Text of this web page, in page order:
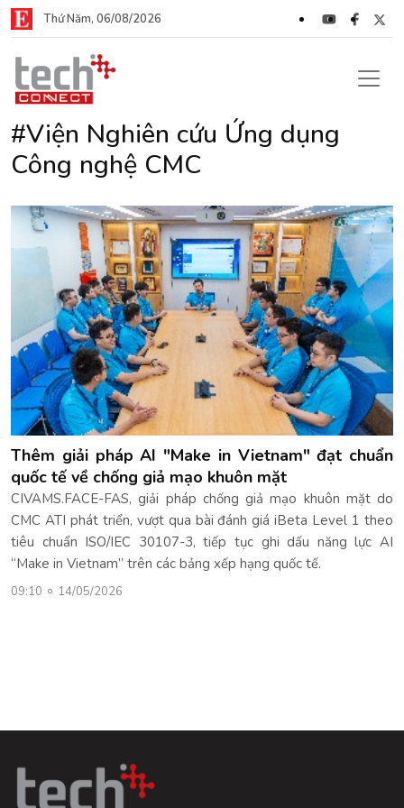
Thứ Năm, 06/08/2026
#Viện Nghiên cứu Ứng dụng
Công nghệ CMC
Thêm giải pháp AI "Make in Vietnam" đạt chuẩn
quốc tế về chống giả mạo khuôn mặt
CIVAMS.FACE-FAS, giải pháp chống giả mạo khuôn mặt do
CMC ATI phát triển, vượt qua bài đánh giá iBeta Level 1 theo
tiêu chuẩn ISO/IEC 30107-3, tiếp tục ghi dấu năng lực AI
“Make in Vietnam” trên các bảng xếp hạng quốc tế.
09:10 14/05/2026